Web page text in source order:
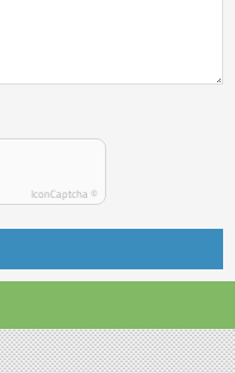
IconCaptcha ©